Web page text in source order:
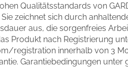
Qualitätsstandards von
zeichnet sich durch
aus, die sorgenfreies
Produkt nach Registrierung
registration innerhalb von 3
Garantiebedingungen